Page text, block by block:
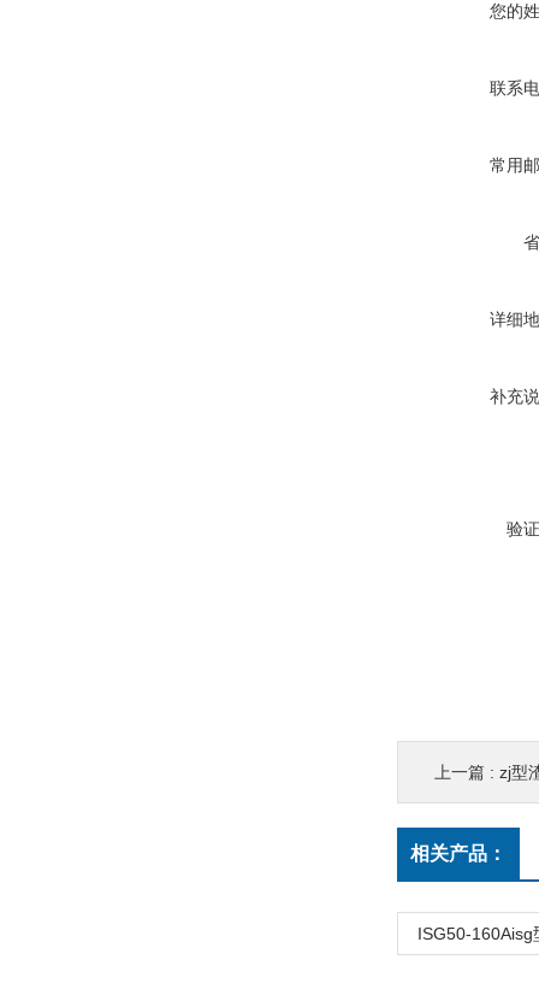
您的
联系
常用
详细
补充
验
上一篇 : zj型
相关产品：
ISG50-160Aisg